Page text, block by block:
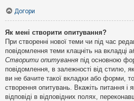
Догори
Як мені створити опитування?
При створенні нової теми чи під час
повідомлення теми клацніть на вкладці
Створити опитування під основною
повідомлення, в залежності від стилю,
ви не бачите такої вкладки або форми,
створення опитувань. Вкажіть питання і
відповіді в відповідних полях,